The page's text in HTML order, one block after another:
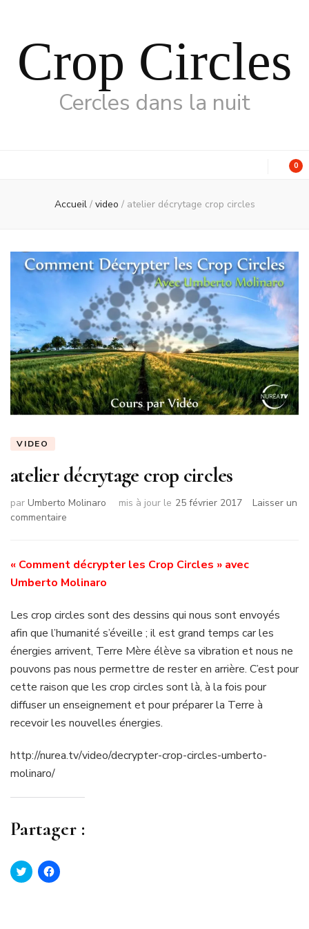
Crop Circles
Cercles dans la nuit
0
Accueil / video / atelier décrytage crop circles
VIDEO
atelier décrytage crop circles
par Umberto Molinaro mis à jour le 25 février 2017
Laisser un
commentaire
crop
« Comment décrypter les Crop Circles » avec
Umberto Molinaro
Les crop circles sont des dessins qui nous sont envoyés
afin que l’humanité s’éveille ; il est grand temps car les
énergies arrivent, Terre Mère élève sa vibration et nous ne
pouvons pas nous permettre de rester en arrière. C’est pour
cette raison que les crop circles sont là, à la fois pour
diffuser un enseignement et pour préparer la Terre à
recevoir les nouvelles énergies.
http://nurea.tv/video/decrypter-crop-circles-umberto-
molinaro/
Partager :
Cliquez
pour
Cliquez
pour